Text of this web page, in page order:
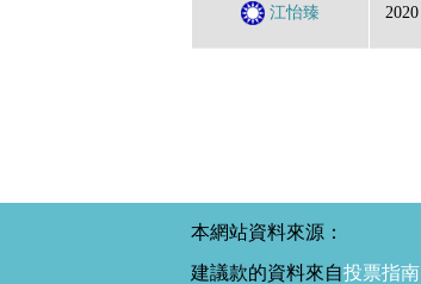
江怡臻 2020
本網站資料來源：
建議款的資料來自投票指南